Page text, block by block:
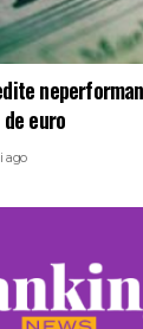
euro
ago